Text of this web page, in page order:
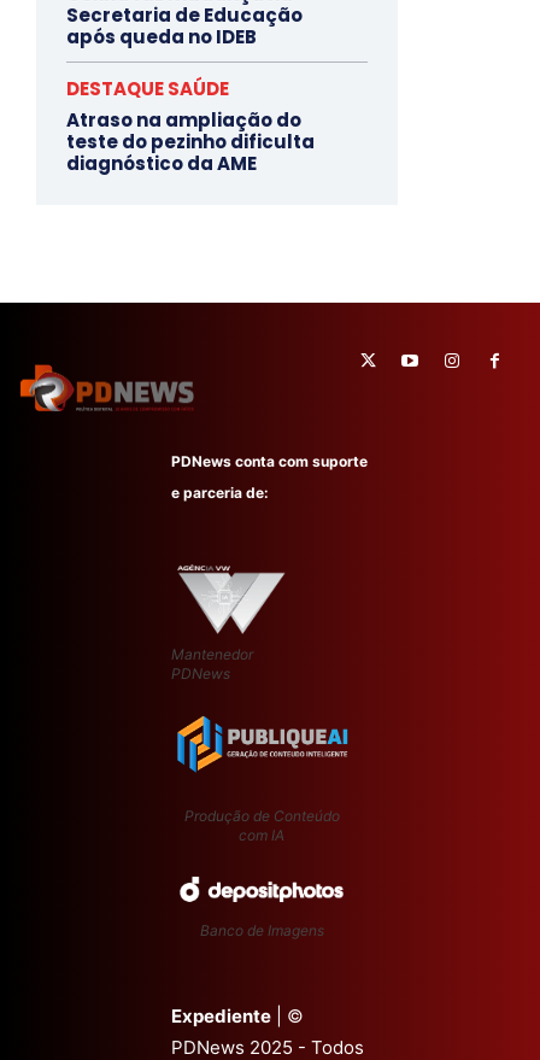
Secretaria de Educação
após queda no IDEB
DESTAQUE SAÚDE
Atraso na ampliação do
teste do pezinho dificulta
diagnóstico da AME
PDNews conta com suporte
e parceria de:
Mantenedor
PDNews
Produção de Conteúdo
com IA
Banco de Imagens
Expediente | ©
PDNews 2025 - Todos